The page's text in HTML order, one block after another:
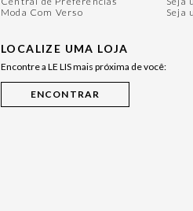
Moda Com Verso
LOCALIZE UMA LOJA
Encontre a LE LIS mais próxima de você:
Seja